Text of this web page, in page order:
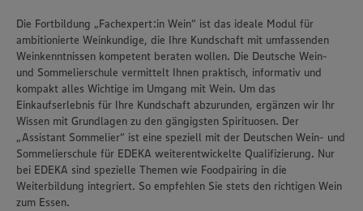
Die Fortbildung „Fachexpert:in Wein“ ist das ideale Modul für
ambitionierte Weinkundige, die Ihre Kundschaft mit umfassenden
Weinkenntnissen kompetent beraten wollen. Die Deutsche Wein-
und Sommelierschule vermittelt Ihnen praktisch, informativ und
kompakt alles Wichtige im Umgang mit Wein. Um das
Einkaufserlebnis für Ihre Kundschaft abzurunden, ergänzen wir Ihr
Wissen mit Grundlagen zu den gängigsten Spirituosen. Der
„Assistant Sommelier“ ist eine speziell mit der Deutschen Wein- und
Sommelierschule für EDEKA weiterentwickelte Qualifizierung. Nur
bei EDEKA sind spezielle Themen wie Foodpairing in die
Weiterbildung integriert. So empfehlen Sie stets den richtigen Wein
zum Essen.